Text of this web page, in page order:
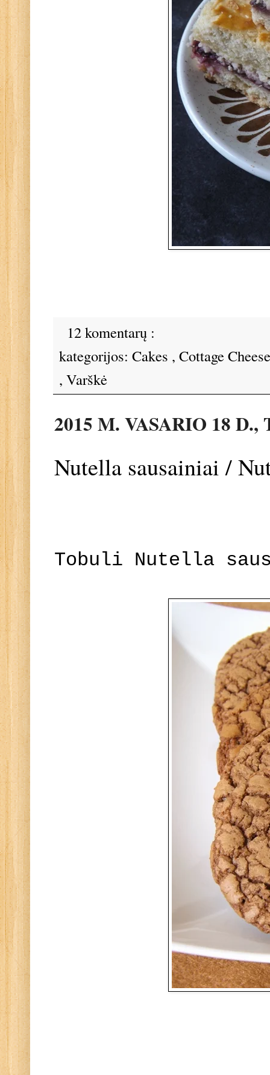
12 komentarų :
kategorijos: Cakes , Cottage
, Varškė
2015 M. VASARIO 18
Nutella sausainiai /
Tobuli Nutella